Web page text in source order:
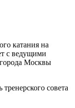
катания на
с ведущими
Москвы
тренерского совета